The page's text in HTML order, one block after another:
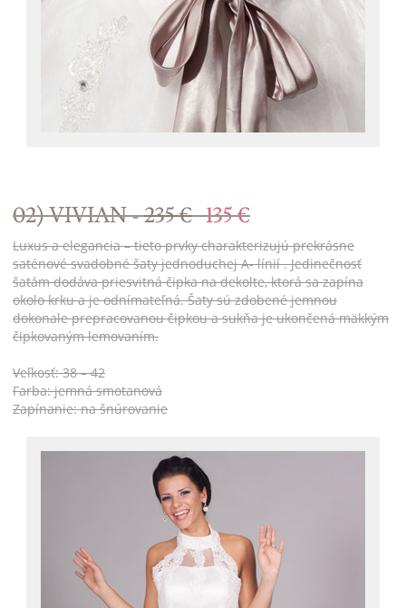
02) VIVIAN -235 € 135 €
Luxus a elegancia – tieto prvky charakterizujú prekrásne
saténové svadobné šaty jednoduchej A- línií . Jedinečnosť
šatám dodáva priesvitná čipka na dekolte, ktorá sa zapína
okolo krku a je odnímateľná. Šaty sú zdobené jemnou
dokonale prepracovanou čipkou a sukňa je ukončená mäkkým
čipkovaným lemovaním.
Veľkosť: 38 – 42
Farba: jemná smotanová
Zapínanie: na šnúrovanie